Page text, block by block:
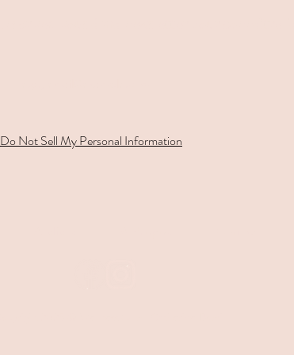
Do Not Sell My Personal Information